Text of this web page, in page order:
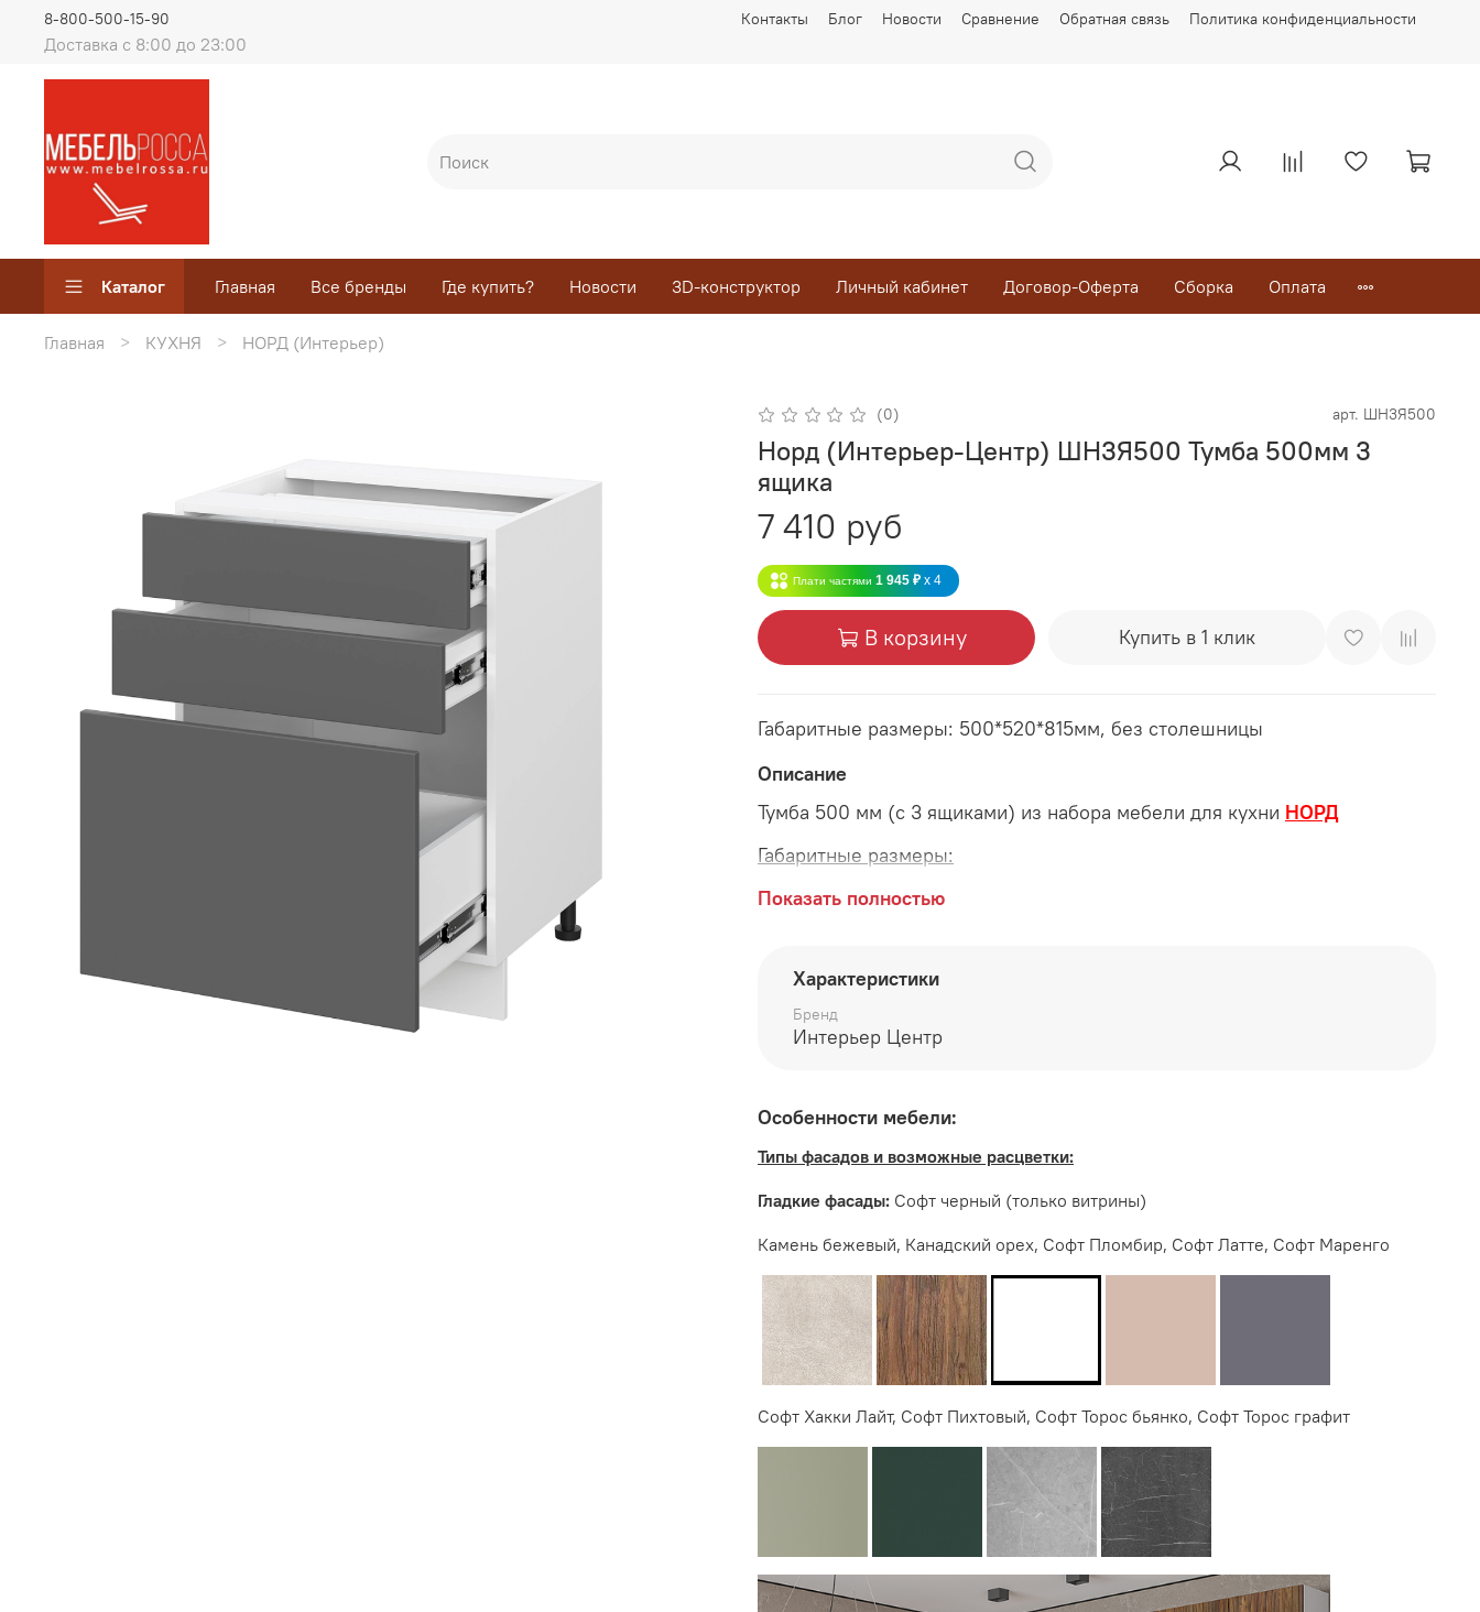
Контакты Блог Новости Сравнение Обратная связь Политика конфиденциальности
Доставка с 8:00 до 23:00
8-800-500-15-90
Каталог Главная Все бренды Где купить? Новости 3D-конструктор Личный кабинет Договор-Оферта Сборка Оплата
Главная КУХНЯ НОРД (Интерьер)
(0) арт. ШН3Я500
Норд (Интерьер-Центр) ШН3Я500 Тумба 500мм 3
ящика
7 410 руб
Плати частями 1 945 ₽ x 4
В корзину Купить в 1 клик
Габаритные размеры: 500*520*815мм, без столешницы
Описание
Тумба 500 мм (с 3 ящиками) из набора мебели для кухни НОРД
Габаритные размеры:
длина 500 мм
высота 815 мм
Дополнительно рекомендуется приобрести столешницу, в комплект не
входит
Производитель:
Мебельная фабрика ИНТЕРЬЕР ЦЕНТР
Показать полностью
Характеристики
Бренд
Интерьер Центр
Особенности мебели:
Типы фасадов и возможные расцветки:
Гладкие фасады: Софт черный (только витрины)
Камень бежевый, Канадский орех, Софт Пломбир, Софт Латте, Софт Маренго
Софт Хакки Лайт, Софт Пихтовый, Софт Торос бьянко, Софт Торос графит